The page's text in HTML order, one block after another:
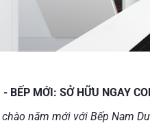
BẾP MỚI: SỞ HỮU NGAY
năm mới với Bếp Nam